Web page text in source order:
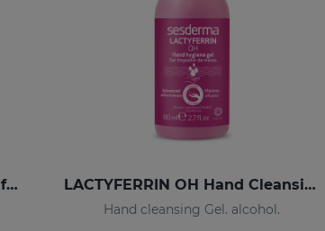
LACTYFERRIN KIDS-Handdesinfektionsgel 75ml LACTYFERRIN OH Hand Cleansing Gel 80ml
Hand cleansing Gel. alcohol.